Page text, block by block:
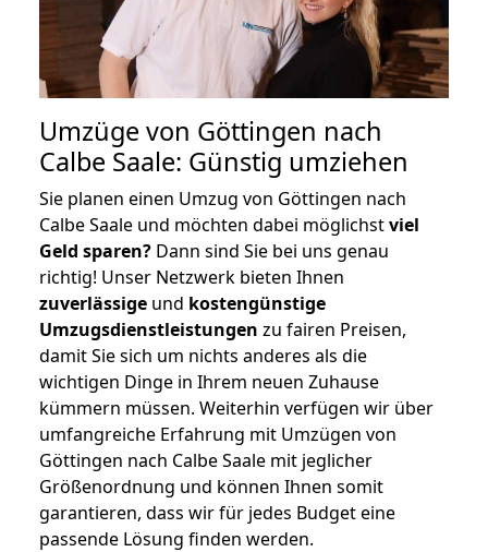
Umzüge von Göttingen nach
Calbe Saale: Günstig umziehen
Sie planen einen Umzug von Göttingen nach
Calbe Saale und möchten dabei möglichstviel
Geld sparen? Dann sind Sie bei uns genau
richtig! Unser Netzwerk bieten Ihnen
zuverlässige und kostengünstige
Umzugsdienstleistungen zu fairen Preisen,
damit Sie sich um nichts anderes als die
wichtigen Dinge in Ihrem neuen Zuhause
kümmern müssen. Weiterhin verfügen wir über
umfangreiche Erfahrung mit Umzügen von
Göttingen nach Calbe Saale mit jeglicher
Größenordnung und können Ihnen somit
garantieren, dass wir für jedes Budget eine
passende Lösung finden werden.